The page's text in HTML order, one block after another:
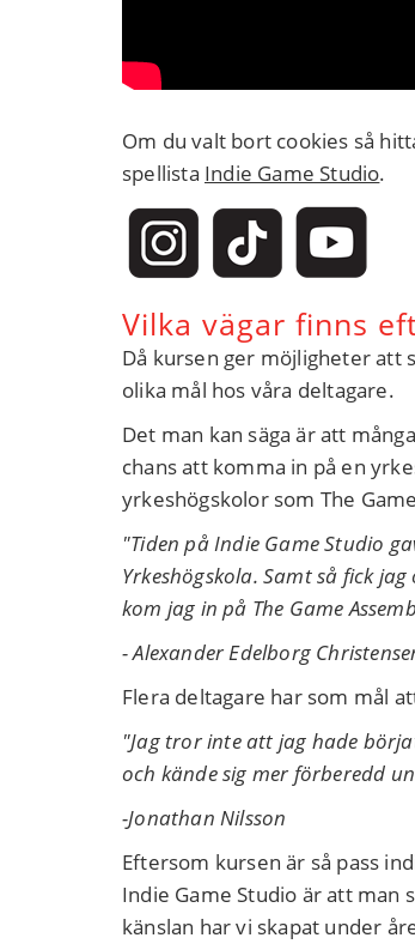
Om du valt bort cookies så
spellista Indie Game Studio.
Vilka vägar finns
Då kursen ger möjligheter att
olika mål hos våra deltagare.
Det man kan säga är att
chans att komma in på en
yrkeshögskolor som The
"Tiden på Indie Game Studio
Yrkeshögskola. Samt så fick
kom jag in på The Game
- Alexander Edelborg
Flera deltagare har som mål
"Jag tror inte att jag hade
och kände sig mer förberedd
-Jonathan Nilsson
Eftersom kursen är så pass
Indie Game Studio är att man
känslan har vi skapat under